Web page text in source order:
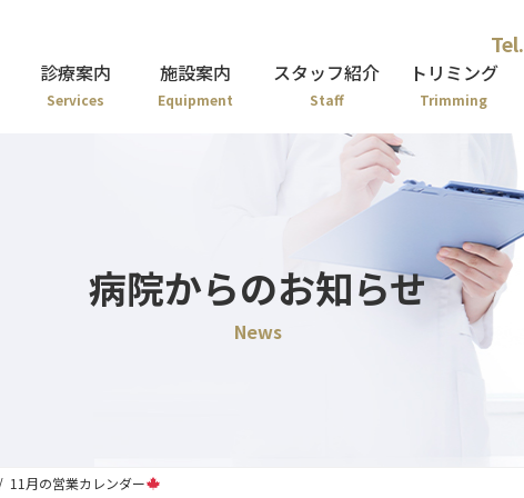
診療案内
Services
施設案内
Equipment
スタッフ紹介
Staff
トリミング
Trimming
Tel.
病院からのお知らせ
News
11月の営業カレンダー